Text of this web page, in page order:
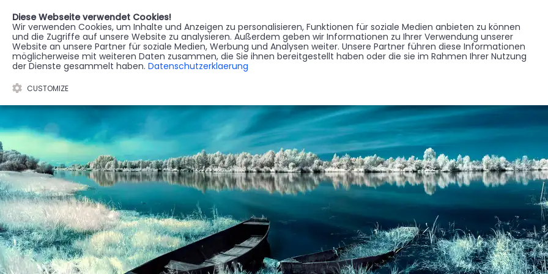
STERBEREGISTER GEDENKSEITEN
BRANCHENREGISTER
FORUM
Diese Webseite verwendet Cookies!
Wir verwenden Cookies, um Inhalte und Anzeigen zu personalisieren, Funktionen für soziale Medien anbieten zu können
und die Zugriffe auf unsere Website zu analysieren. Außerdem geben wir Informationen zu Ihrer Verwendung unserer
Website an unsere Partner für soziale Medien, Werbung und Analysen weiter. Unsere Partner führen diese Informationen
möglicherweise mit weiteren Daten zusammen, die Sie ihnen bereitgestellt haben oder die sie im Rahmen Ihrer Nutzung
der Dienste gesammelt haben. Datenschutzerklaerung
CUSTOMIZE